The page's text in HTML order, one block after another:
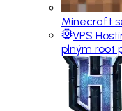
Minecraft
VPS
plným root